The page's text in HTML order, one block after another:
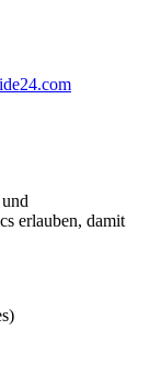
erlauben, damit